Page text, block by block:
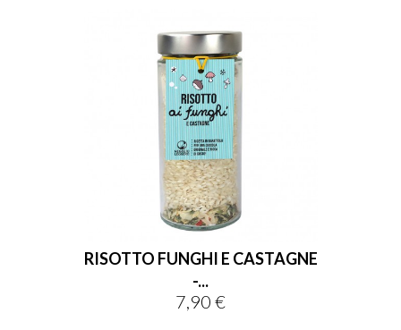
RISOTTO FUNGHI E CASTAGNE
-...
Prezzo
7,90 €